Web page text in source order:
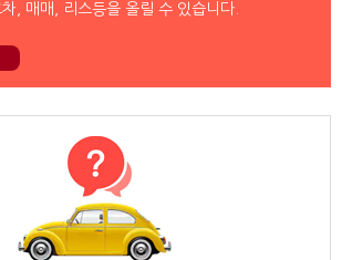
, 매매, 리스등을 올릴 수 있습니다.